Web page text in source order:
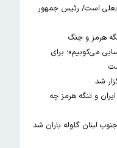
جعلی است/ رئیس جمهور
هرمز و جنگ
می‌کوبیم»؛ برای
و تنگه هرمز چه